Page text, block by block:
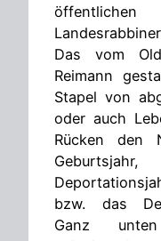
Das vom
Reimann
Stapel von
oder auch
Rücken den
bzw. das
Ganz